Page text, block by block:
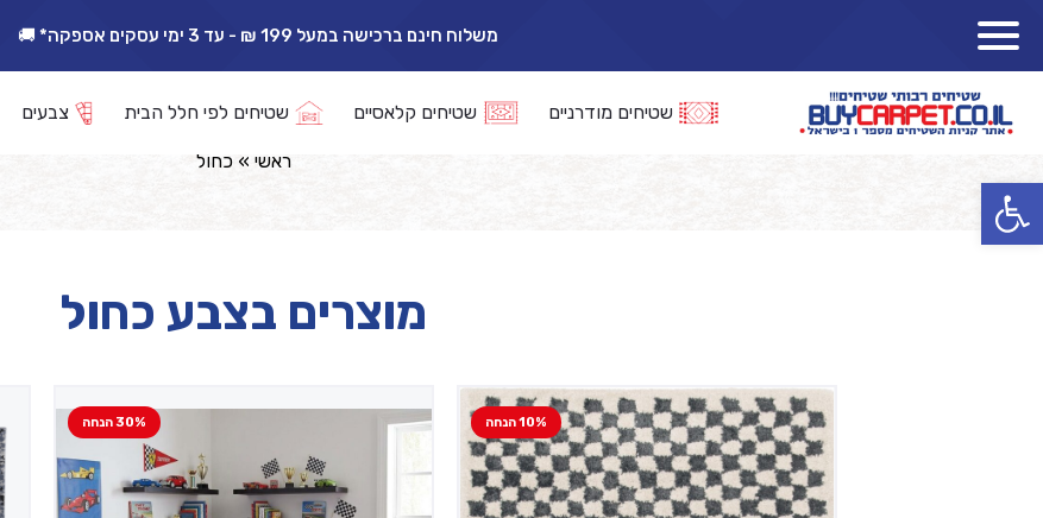
פתח סרגל נגישות
אפשרות החזרה/החלפה עד 14 ימי עסקים 🔁
שטיחים מודרניים שטיחים קלאסיים שטיחים לפי חלל הבית צבעים קטלוג מוצרים
ראשי » כחול
מוצרים בצבע כחול
10% הנחה 30% הנחה